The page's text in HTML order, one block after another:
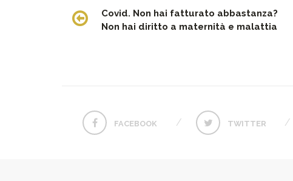
Covid. Non hai fatturato abbastanza?
Non hai diritto a maternità e malattia
FACEBOOK TWITTER